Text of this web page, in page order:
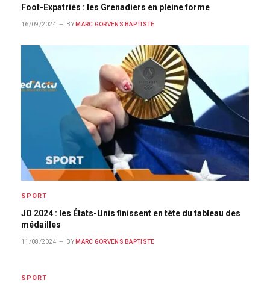
Foot-Expatriés : les Grenadiers en pleine forme
16/09/2024 BY MARC GORVENS BAPTISTE
SPORT
JO 2024 : les États-Unis finissent en tête du tableau des
médailles
11/08/2024 BY MARC GORVENS BAPTISTE
SPORT